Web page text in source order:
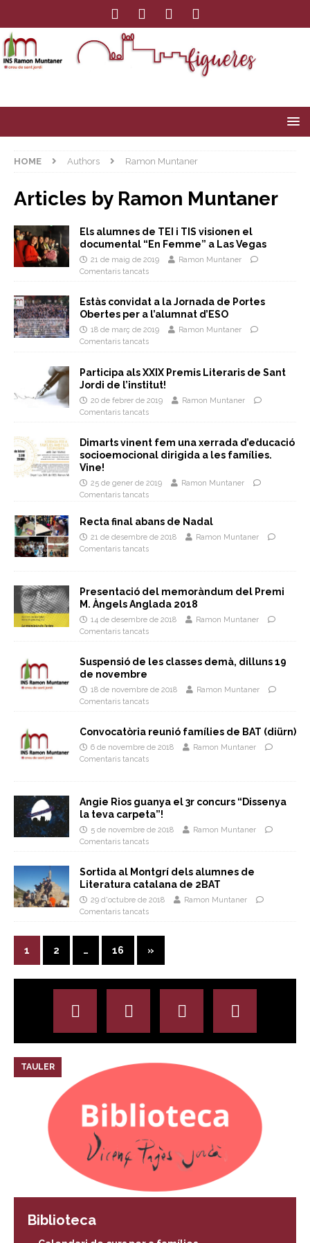
HOME Authors Ramon Muntaner
Articles by Ramon Muntaner
Els alumnes de TEI i TIS visionen el
documental “En Femme” a Las Vegas
21 de maig de 2019
Ramon Muntaner
Comentaris tancats
Estàs convidat a la Jornada de Portes
Obertes per a l’alumnat d’ESO
18 de març de 2019
Ramon Muntaner
Comentaris tancats
Participa als XXIX Premis Literaris de Sant
Jordi de l’institut!
20 de febrer de 2019
Ramon Muntaner
Comentaris tancats
Dimarts vinent fem una xerrada d’educació
socioemocional dirigida a les famílies.
Vine!
25 de gener de 2019
Ramon Muntaner
Comentaris tancats
Recta final abans de Nadal
21 de desembre de 2018
Ramon Muntaner
Comentaris tancats
Presentació del memoràndum del Premi
M. Àngels Anglada 2018
14 de desembre de 2018
Ramon Muntaner
Comentaris tancats
Suspensió de les classes demà, dilluns 19
de novembre
18 de novembre de 2018
Ramon Muntaner
Comentaris tancats
Convocatòria reunió famílies de BAT (diürn)
6 de novembre de 2018
Ramon Muntaner
Comentaris tancats
Angie Rios guanya el 3r concurs “Dissenya
la teva carpeta”!
5 de novembre de 2018
Ramon Muntaner
Comentaris tancats
Sortida al Montgrí dels alumnes de
Literatura catalana de 2BAT
29 d'octubre de 2018
Ramon Muntaner
Comentaris tancats
1 2 … 16 »
TAULER
Biblioteca